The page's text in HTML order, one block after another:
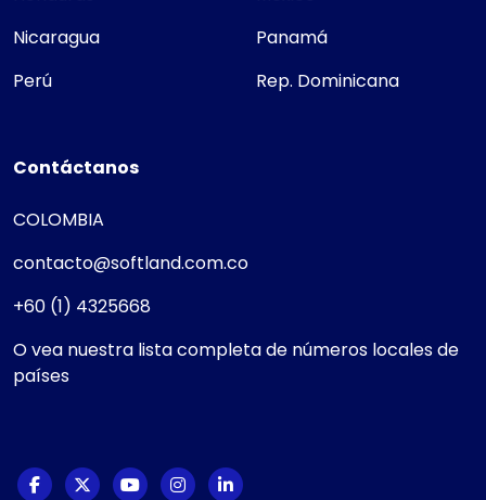
Nicaragua
Panamá
Perú
Rep. Dominicana
Contáctanos
COLOMBIA
contacto@softland.com.co
+60 (1) 4325668
O vea nuestra lista completa de números locales de
países